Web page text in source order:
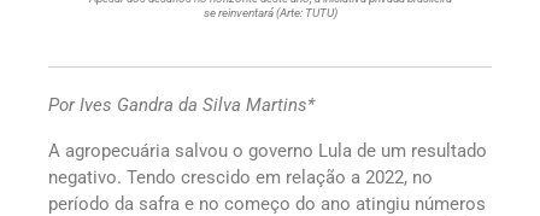
se reinventará (Arte: TUTU)
Por Ives Gandra da Silva Martins*
A agropecuária salvou o governo Lula de um resultado
negativo. Tendo crescido em relação a 2022, no
período da safra e no começo do ano atingiu números